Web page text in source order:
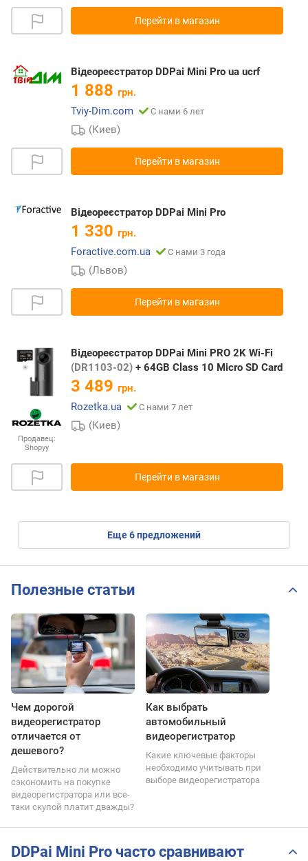
Перейти в магазин
Відеореєстратор DDPai Mini Pro ua ucrf
1 888 грн.
Tviy-Dim.com
С нами 6 лет
(Киев)
Перейти в магазин
Відеореєстратор DDPai Mini Pro
1 330 грн.
Foractive.com.ua
С нами 3 года
(Львов)
Перейти в магазин
Продавец:
Shopyy
Відеореєстратор DDPai Mini PRO 2K Wi-Fi
(DR1103-02) + 64GB Class 10 Micro SD Card
3 489 грн.
Rozetka.ua
С нами 7 лет
(Киев)
Перейти в магазин
eще6предложений
Полезные статьи
Чем дорогой
видеорегистратор
отличается от
дешевого?
Действительно ли можно
сэкономить на покупке
видеорегистратора или все-
таки скупой платит дважды?
Как выбрать
автомобильный
видеорегистратор
Какие ключевые факторы
необходимо учитывать при
выборе видеорегистратора
DDPai Mini Pro часто сравнивают